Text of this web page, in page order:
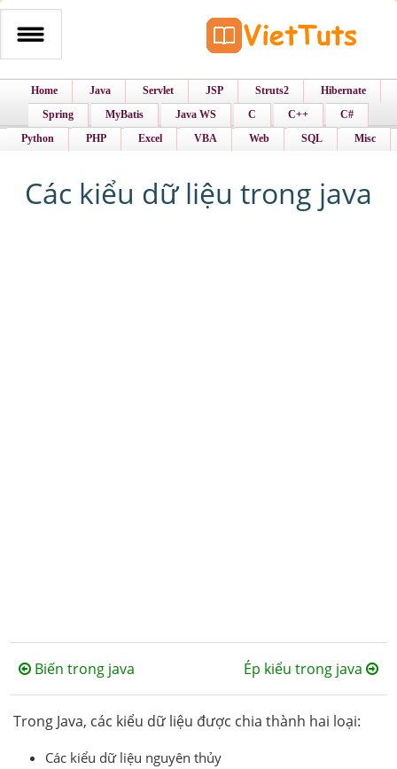
Home Java Servlet JSP Struts2
Hibernate
Spring
MyBatis Java WS C C++
C#
Python
PHP Excel VBA Web SQL Misc
Các kiểu dữ liệu trong java
Biến trong java Ép kiểu trong java
Trong Java, các kiểu dữ liệu được chia thành hai loại:
Các kiểu dữ liệu nguyên thủy